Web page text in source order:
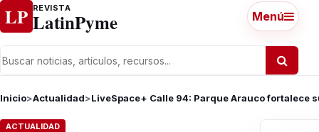
Ir al contenido
LP REVISTA
LatinPyme Menú
Inicio>Actualidad>LiveSpace+ Calle 94: Parque Arauco fortalece
ACTUALIDAD